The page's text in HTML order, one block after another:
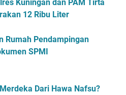
Kuningan dan PAM Tirta
12 Ribu Liter
Rumah Pendampingan
SPMI
Dari Hawa Nafsu?